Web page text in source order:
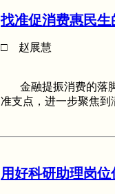
找准促消费惠民生
□ 赵展慧
金融提振消费的落脚
准支点，进一步聚焦
用好科研助理岗